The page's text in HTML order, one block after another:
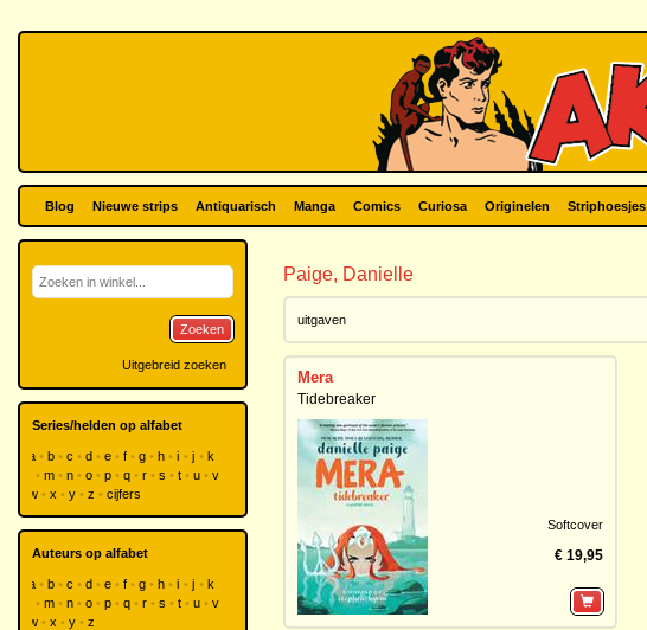
Blog Nieuwe strips Antiquarisch Manga Comics Curiosa Originelen Striphoesjes
Paige, Danielle
uitgaven
Mera
Tidebreaker
Softcover
€ 19,95
Zoeken
Uitgebreid zoeken
Series/helden op alfabet
a b c d e f g h i j
k
m n o p q r s t u
v
w
x y z cijfers
Auteurs op alfabet
a b c d e f g h i j
k
m n o p q r s t u
v
w
x y z